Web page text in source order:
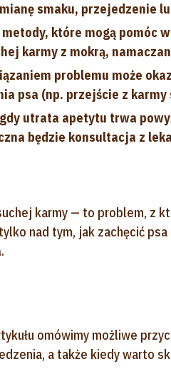
smaku, przejedzenie
które mogą pomóc
karmy z mokrą,
problemu może
psa (np. przejście z
utrata apetytu trwa
będzie konsultacja z
karmy — to problem, z
nad tym, jak zachęcić
.
omówimy możliwe
a także kiedy warto